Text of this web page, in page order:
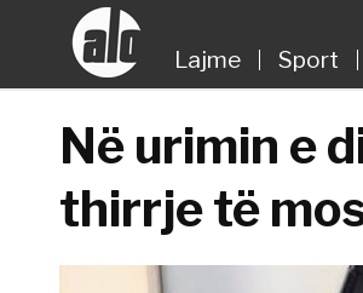
Lajme Sport
Në urimin e
thirrje të